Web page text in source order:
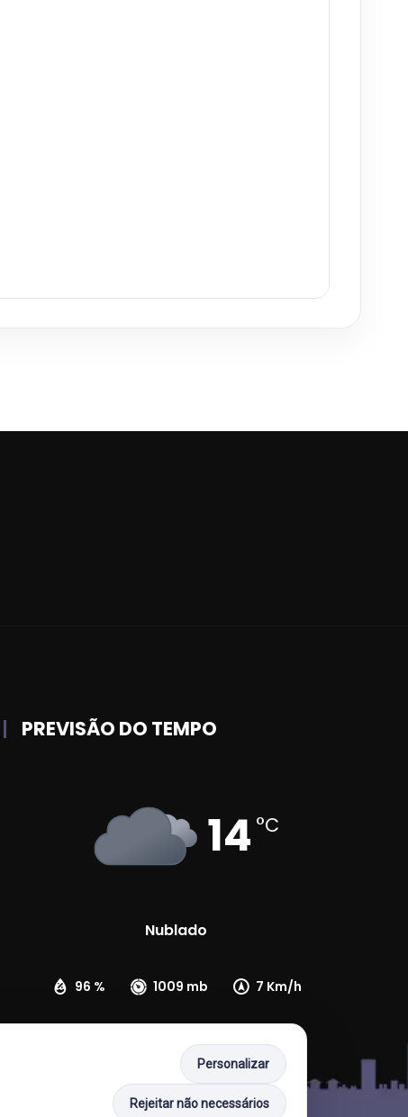
PREVISÃO DO TEMPO
14 °C
Nublado
96 % 1009 mb 7 Km/h
Personalizar
Rejeitar não necessários